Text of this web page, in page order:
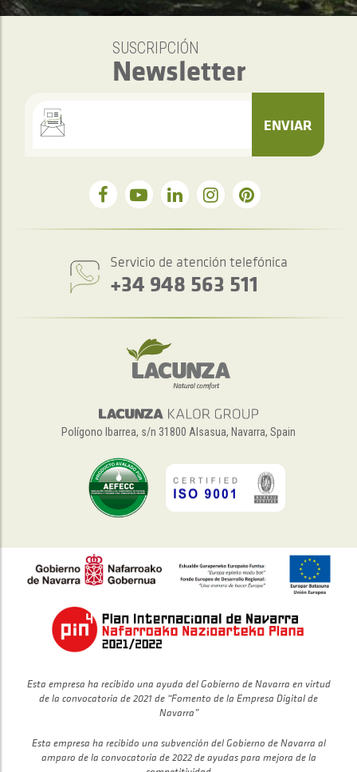
SUSCRIPCIÓN
Newsletter
ENVIAR
Servicio de atención telefónica
+34 948 563 511
Polígono Ibarrea, s/n 31800 Alsasua, Navarra, Spain
Esta empresa ha recibido una ayuda del Gobierno de Navarra en virtud
de la convocatoria de 2021 de “Fomento de la Empresa Digital de
Navarra”
Esta empresa ha recibido una subvención del Gobierno de Navarra al
amparo de la convocatoria de 2022 de ayudas para mejora de la